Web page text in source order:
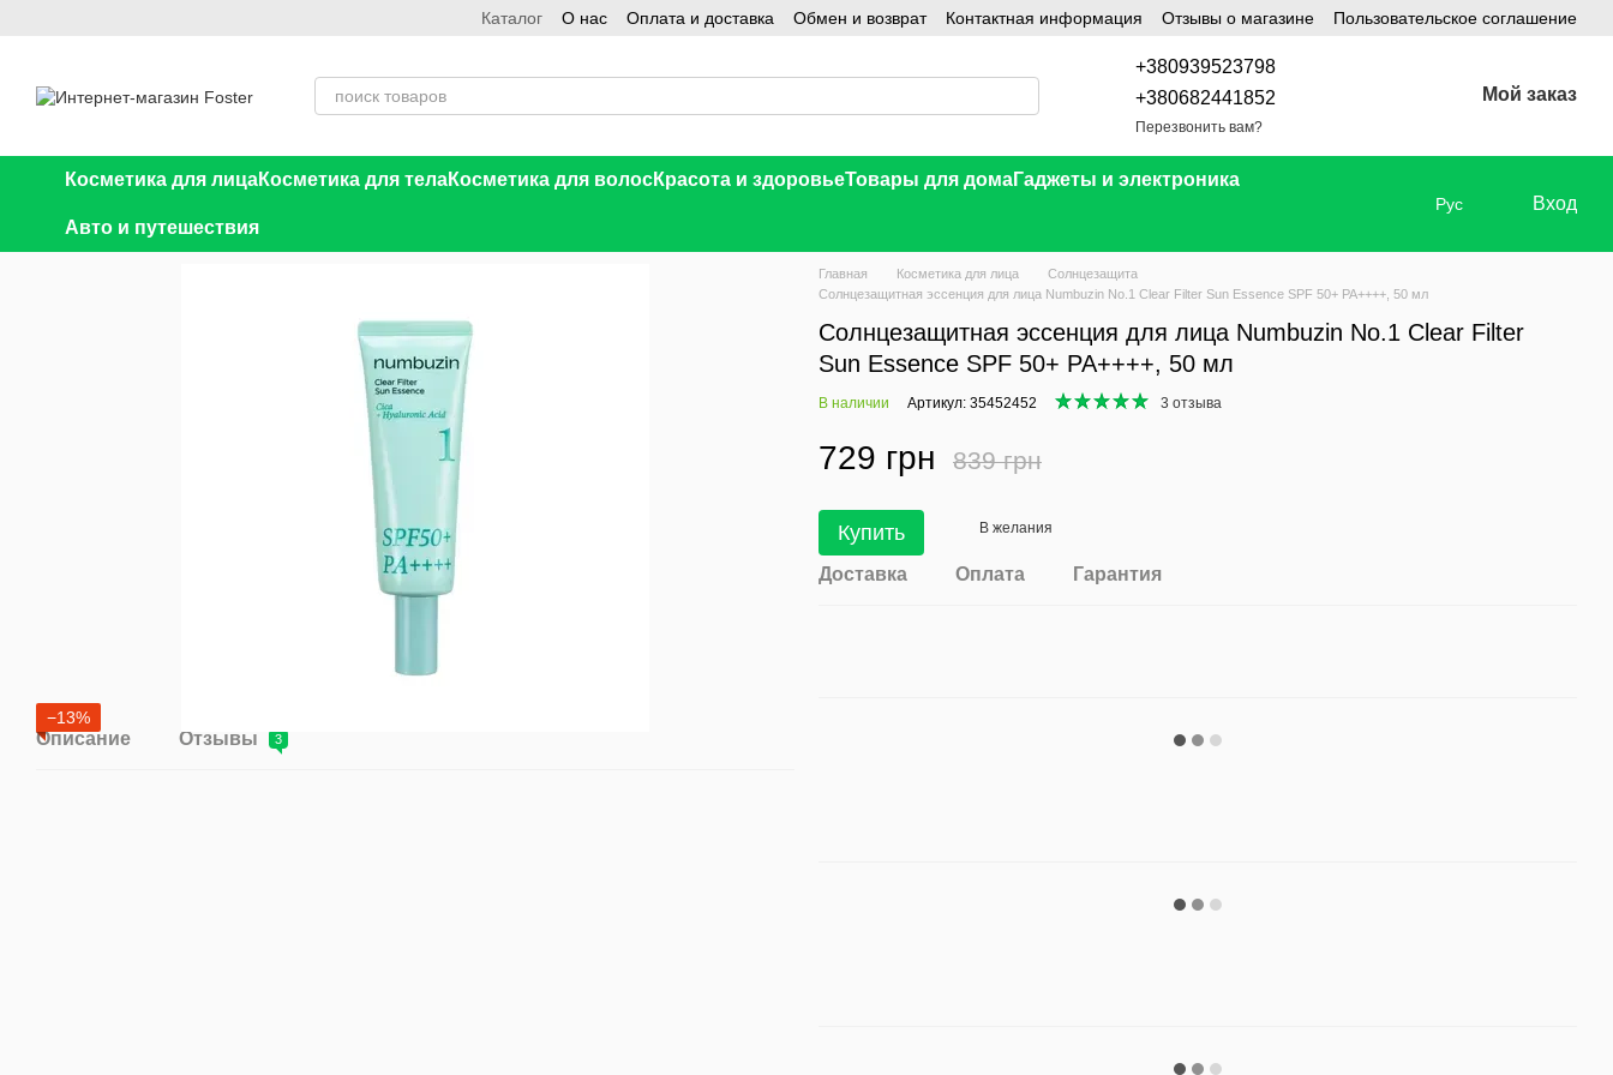
Каталог О нас Оплата и доставка Обмен и возврат Контактная информация Отзывы о магазине Пользовательское соглашение
+380939523798
+380682441852
Перезвонить вам?
Мой заказ
Косметика для лицаКосметика для телаКосметика для волосКрасота и здоровьеТовары для домаГаджеты и электроника
Авто и путешествия
Рус Вход
−13%
Описание Отзывы 3
Главная Косметика для лица
Солнцезащита
Солнцезащитная эссенция для лица Numbuzin No.1 Clear Filter Sun Essence SPF 50+ PA++++, 50 мл
Солнцезащитная эссенция для лица Numbuzin No.1 Clear Filter
Sun Essence SPF 50+ PA++++, 50 мл
В наличии Артикул: 35452452 3 отзыва
729 грн 839 грн
В желания
Купить
Доставка Оплата Гарантия